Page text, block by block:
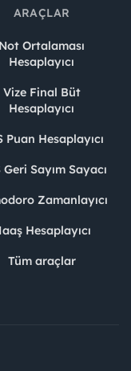
ARAÇLAR
Not Ortalaması
Hesaplayıcı
Vize Final Büt
Hesaplayıcı
Puan Hesaplayıcı
Geri Sayım Sayacı
Zamanlayıcı
Hesaplayıcı
Tüm araçlar